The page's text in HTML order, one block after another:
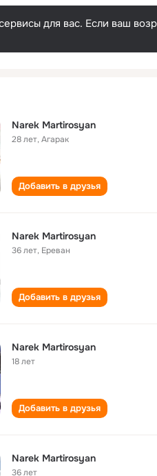
для вас. Если ваш
Narek Martirosyan
28 лет,Агарак
Добавить в друзья
Narek Martirosyan
36 лет, Ереван
Добавить в друзья
Narek Martirosyan
18 лет
Добавить в друзья
Narek Martirosyan
36 лет